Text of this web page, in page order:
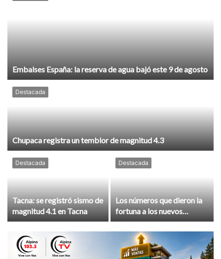
Embalses España: la reserva de agua bajó este 9 de agosto
Destacada
Chupaca registra un temblor de magnitud 4.3
Destacada
Tacna: se registró sismo de
magnitud 4.1 en Tacna
Destacada
Los números que dieron la
fortuna a los nuevos
ganadores del Tris